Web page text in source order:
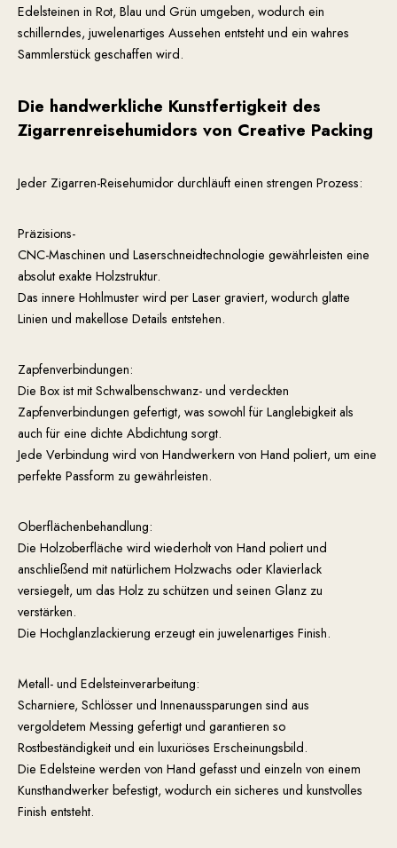
Edelsteinen in Rot, Blau und Grün umgeben, wodurch ein
schillerndes, juwelenartiges Aussehen entsteht und ein wahres
Sammlerstück geschaffen wird.
Die handwerkliche Kunstfertigkeit des
Zigarrenreisehumidors von Creative Packing
Jeder Zigarren-Reisehumidor durchläuft einen strengen Prozess:
Präzisions-
CNC-Maschinen und Laserschneidtechnologie gewährleisten eine
absolut exakte Holzstruktur.
Das innere Hohlmuster wird per Laser graviert, wodurch glatte
Linien und makellose Details entstehen.
Zapfenverbindungen:
Die Box ist mit Schwalbenschwanz- und verdeckten
Zapfenverbindungen gefertigt, was sowohl für Langlebigkeit als
auch für eine dichte Abdichtung sorgt.
Jede Verbindung wird von Handwerkern von Hand poliert, um eine
perfekte Passform zu gewährleisten.
Oberflächenbehandlung:
Die Holzoberfläche wird wiederholt von Hand poliert und
anschließend mit natürlichem Holzwachs oder Klavierlack
versiegelt, um das Holz zu schützen und seinen Glanz zu
verstärken.
Die Hochglanzlackierung erzeugt ein juwelenartiges Finish.
Metall- und Edelsteinverarbeitung:
Scharniere, Schlösser und Innenaussparungen sind aus
vergoldetem Messing gefertigt und garantieren so
Rostbeständigkeit und ein luxuriöses Erscheinungsbild.
Die Edelsteine ​​werden von Hand gefasst und einzeln von einem
Kunsthandwerker befestigt, wodurch ein sicheres und kunstvolles
Finish entsteht.